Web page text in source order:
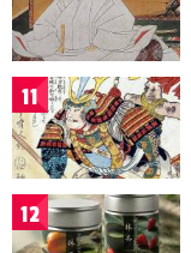
11
12